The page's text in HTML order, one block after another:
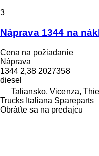
3
Náprava 1344 na
Cena na požiadanie
Náprava
1344 2,38 2027358
diesel
Taliansko, Vicenza,
Trucks Italiana Spareparts
Obráťte sa na predajcu